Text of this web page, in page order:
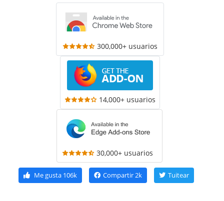
300,000+ usuarios
14,000+ usuarios
30,000+ usuarios
Me gusta106k Compartir2k Tuitear